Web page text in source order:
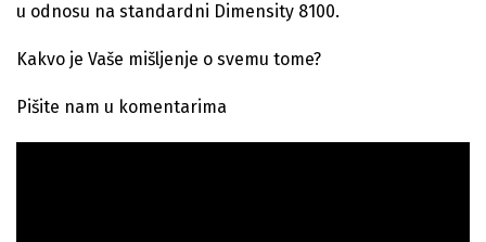
u odnosu na standardni Dimensity 8100.
Kakvo je Vaše mišljenje o svemu tome?
Pišite nam u komentarima